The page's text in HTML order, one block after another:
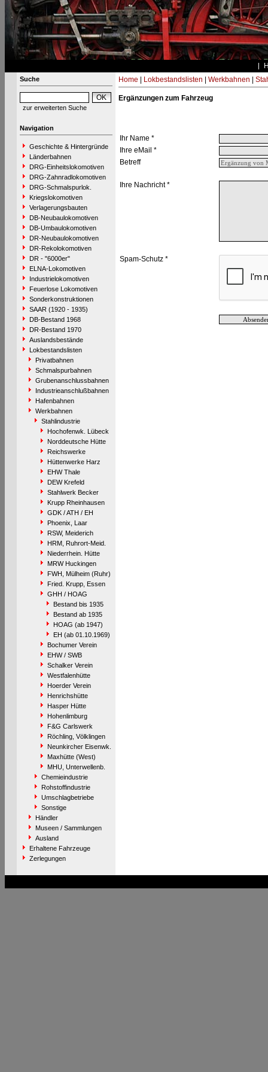
Suche
zur erweiterten Suche
Navigation
Geschichte & Hintergründe
Länderbahnen
DRG-Einheitslokomotiven
DRG-Zahnradlokomotiven
DRG-Schmalspurlok.
Kriegslokomotiven
Verlagerungsbauten
DB-Neubaulokomotiven
DB-Umbaulokomotiven
DR-Neubaulokomotiven
DR-Rekolokomotiven
DR - "6000er"
ELNA-Lokomotiven
Industrielokomotiven
Feuerlose Lokomotiven
Sonderkonstruktionen
SAAR (1920 - 1935)
DB-Bestand 1968
DR-Bestand 1970
Auslandsbestände
Lokbestandslisten
Privatbahnen
Schmalspurbahnen
Grubenanschlussbahnen
Industrieanschlußbahnen
Hafenbahnen
Werkbahnen
Stahlindustrie
Hochofenwk. Lübeck
Norddeutsche Hütte
Reichswerke
Hüttenwerke Harz
EHW Thale
DEW Krefeld
Stahlwerk Becker
Krupp Rheinhausen
GDK / ATH / EH
Phoenix, Laar
RSW, Meiderich
HRM, Ruhrort-Meid.
Niederrhein. Hütte
MRW Huckingen
FWH, Mülheim (Ruhr)
Fried. Krupp, Essen
GHH / HOAG
Bestand bis 1935
Bestand ab 1935
HOAG (ab 1947)
EH (ab 01.10.1969)
Bochumer Verein
EHW / SWB
Schalker Verein
Westfalenhütte
Hoerder Verein
Henrichshütte
Hasper Hütte
Hohenlimburg
F&G Carlswerk
Röchling, Völklingen
Neunkircher Eisenwk.
Maxhütte (West)
MHU, Unterwellenb.
Chemieindustrie
Rohstoffindustrie
Umschlagbetriebe
Sonstige
Händler
Museen / Sammlungen
Ausland
Erhaltene Fahrzeuge
Zerlegungen
Home Lokbestandslisten Werkbahnen
Ergänzungen zum Fahrzeug
Ihr Name *
Ihre eMail *
Betreff
Ihre Nachricht *
Spam-Schutz *